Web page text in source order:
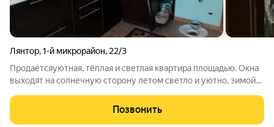
Лянтор,1-й микрорайон, 22/3
Продаётсяуютная, тёплая и светлая квартира площадью. Окна
выходят на солнечную сторону летом светло и уютно, зимой
установлен второй пластиковый стеклопакет (новый), что
дополнительно
Позвонить